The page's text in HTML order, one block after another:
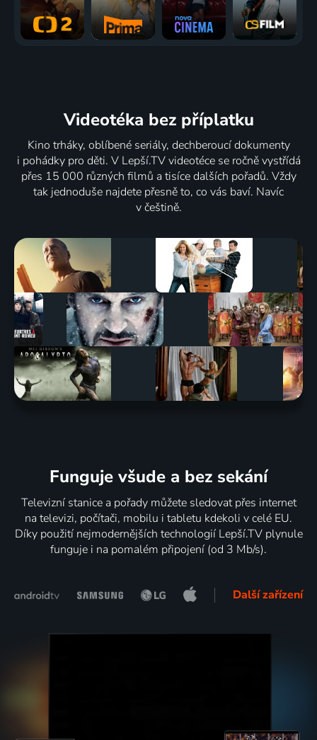
Videotéka bez příplatku
Kino trháky, oblíbené seriály, dechberoucí dokumenty
i pohádky pro děti. V Lepší.TV videotéce se ročně vystřídá
přes 15 000 různých filmů a tisíce dalších pořadů. Vždy
tak jednoduše najdete přesně to, co vás baví. Navíc
v češtině.
Funguje všude a bez sekání
Televizní stanice a pořady můžete sledovat přes internet
na televizi, počítači, mobilu i tabletu kdekoli v celé EU.
Díky použití nejmodernějších technologií Lepší.TV plynule
funguje i na pomalém připojení (od 3 Mb/s).
Další zařízení